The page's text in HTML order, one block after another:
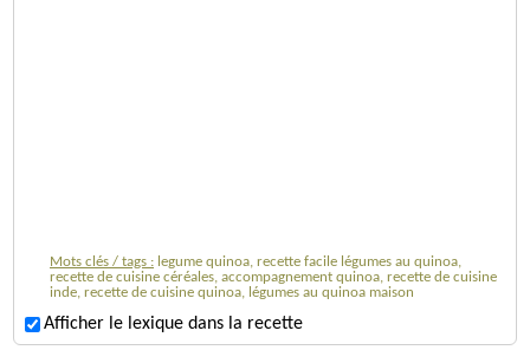
Mots clés / tags : legume quinoa, recette facile légumes au quinoa,
recette de cuisine céréales, accompagnement quinoa, recette de cuisine
inde, recette de cuisine quinoa, légumes au quinoa maison
Afficher le lexique dans la recette